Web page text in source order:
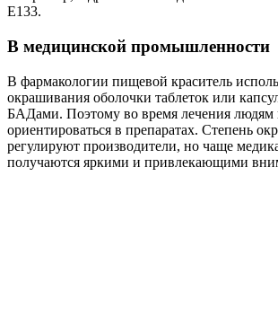
Е133.
В медицинской промышленности
В фармакологии пищевой краситель
окрашивания оболочки таблеток или
БАДами. Поэтому во время лечения людям
ориентироваться в препаратах. Степень
регулируют производители, но чаще
получаются яркими и привлекающими